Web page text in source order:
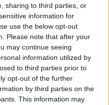
sharing to third parties, or
information for
use the below opt-out
Please note that after your
may continue seeing
information utilized by
to third parties prior to
opt-out of the further
by third parties on the
This information may
kaptunk a
Podcast